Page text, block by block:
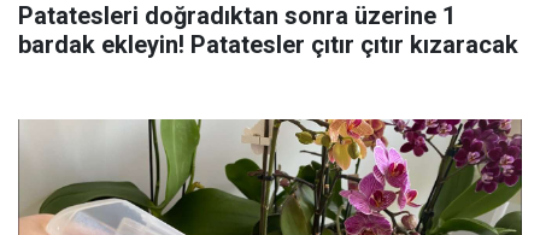
Patatesleri doğradıktan sonra üzerine 1
bardak ekleyin! Patatesler çıtır çıtır kızaracak